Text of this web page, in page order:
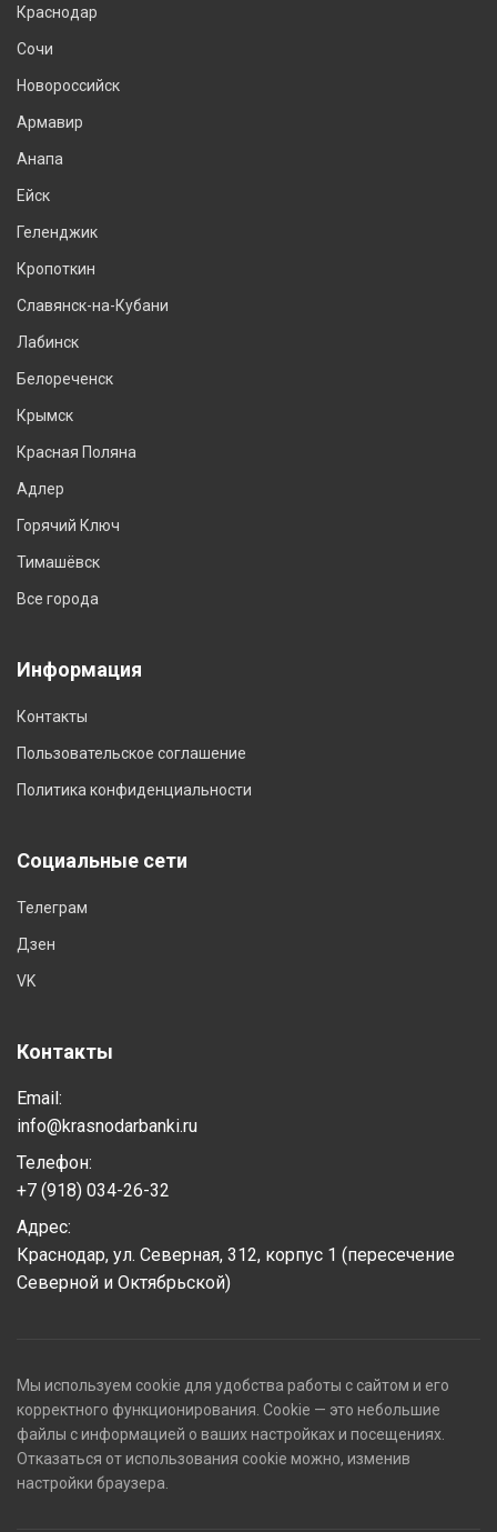
Краснодар
Сочи
Новороссийск
Армавир
Анапа
Ейск
Геленджик
Кропоткин
Славянск-на-Кубани
Лабинск
Белореченск
Крымск
Красная Поляна
Адлер
Горячий Ключ
Тимашёвск
Все города
Информация
Контакты
Пользовательское соглашение
Политика конфиденциальности
Социальные сети
Телеграм
Дзен
VK
Контакты
Email:
info@krasnodarbanki.ru
Телефон:
+7 (918) 034-26-32
Адрес:
Краснодар, ул. Северная, 312, корпус 1 (пересечение
Северной и Октябрьской)
Мы используем cookie для удобства работы с сайтом и его
корректного функционирования. Cookie — это небольшие
файлы с информацией о ваших настройках и посещениях.
Отказаться от использования cookie можно, изменив
настройки браузера.